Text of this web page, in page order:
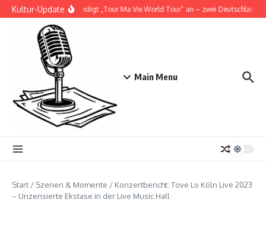
Zum Inhalt springen
Kultur-Update
Doja Cat kündigt „Tour Ma Vie World Tour“ an – zwei
Main Menu
Start / Szenen & Momente / Konzertbericht: Tove Lo Köln Live 2023
– Unzensierte Ekstase in der Live Music Hall